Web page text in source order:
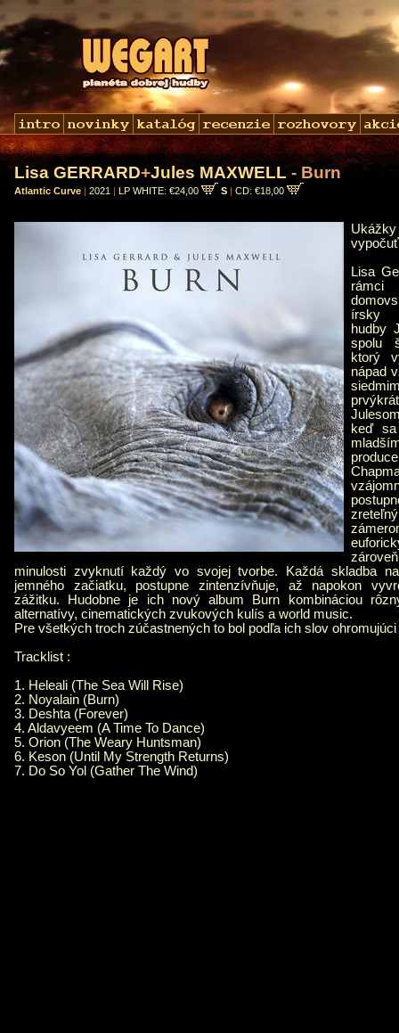
Lisa GERRARD+Jules MAXWELL - Burn
Atlantic Curve | 2021 | LP WHITE: €24,00 S | CD: €18,00
Lisa
rámci
írsky
hudby
spolu
ktorý
nápad
keď
minulosti zvyknutí každý vo svojej tvorbe. Každá skladba
jemného začiatku, postupne zintenzívňuje, až napokon
zážitku. Hudobne je ich nový album Burn kombináciou
alternatívy, cinematických zvukových kulís a world music.
Pre všetkých troch zúčastnených to bol podľa ich slov
Tracklist :
1. Heleali (The Sea Will Rise)
2. Noyalain (Burn)
3. Deshta (Forever)
4. Aldavyeem (A Time To Dance)
5. Orion (The Weary Huntsman)
6. Keson (Until My Strength Returns)
7. Do So Yol (Gather The Wind)